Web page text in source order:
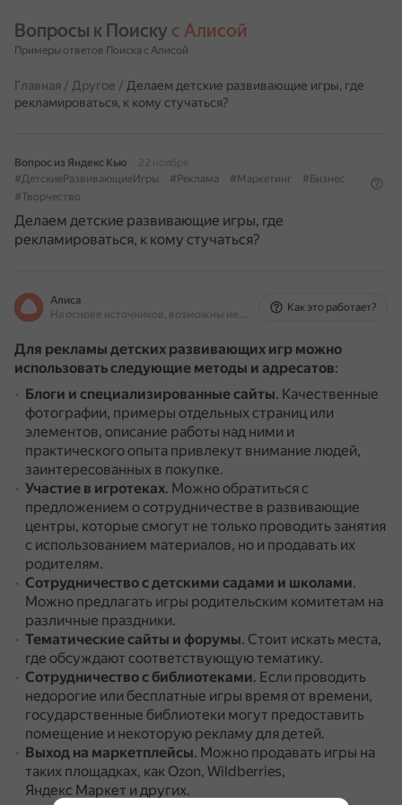
Вопросы к Поиску с Алисой
Примеры ответов Поиска с Алисой
Главная / Другое / Делаем детские развивающие игры, где
рекламироваться, к кому стучаться?
Вопрос из Яндекс Кью
22 ноября
#ДетскиеРазвивающиеИгры
#Реклама #Маркетинг
#Бизнес
#Творчество
Делаем детские развивающие игры, где
рекламироваться, к кому стучаться?
Алиса
На основе источников, возможны неточности
Как это работает?
Для рекламы детских развивающих игр можно
использовать следующие методы и адресатов:
Блоги и специализированные сайты. Качественные
фотографии, примеры отдельных страниц или
элементов, описание работы над ними и
практического опыта привлекут внимание людей,
заинтересованных в покупке.
Участие в игротеках. Можно обратиться с
предложением о сотрудничестве в развивающие
центры, которые смогут не только проводить занятия
с использованием материалов, но и продавать их
родителям.
Сотрудничество с детскими садами и школами.
Можно предлагать игры родительским комитетам на
различные праздники.
Тематические сайты и форумы. Стоит искать места,
где обсуждают соответствующую тематику.
Сотрудничество с библиотеками. Если проводить
недорогие или бесплатные игры время от времени,
государственные библиотеки могут предоставить
помещение и некоторую рекламу для детей.
Выход на маркетплейсы. Можно продавать игры на
таких площадках, как Ozon, Wildberries,
Яндекс Маркет и других.